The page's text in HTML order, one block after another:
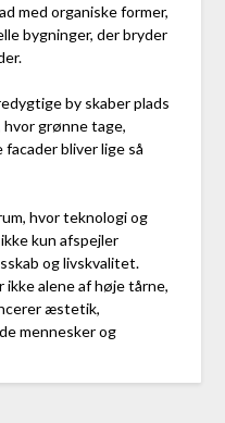
med organiske former,
bygninger, der bryder
by skaber plads
grønne tage,
bliver lige så
hvor teknologi og
kun afspejler
og livskvalitet.
alene af høje tårne,
æstetik,
mennesker og